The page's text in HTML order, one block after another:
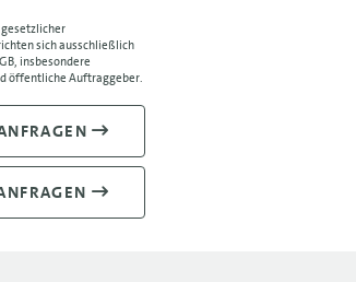
sich ausschließlich
insbesondere
öffentliche Auftraggeber.